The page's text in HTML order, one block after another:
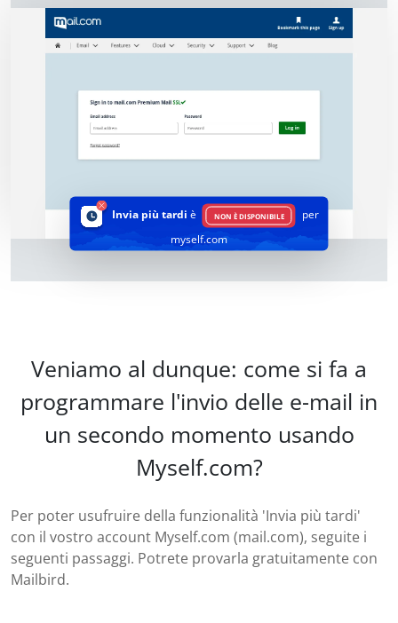
Invia più tardi è NON È DISPONIBILE
per
myself.com
Veniamo al dunque: come si fa a
programmare l'invio delle e-mail in
un secondo momento usando
Myself.com?
Per poter usufruire della funzionalità 'Invia più tardi'
con il vostro account Myself.com (mail.com), seguite i
seguenti passaggi. Potrete provarla gratuitamente con
Mailbird.